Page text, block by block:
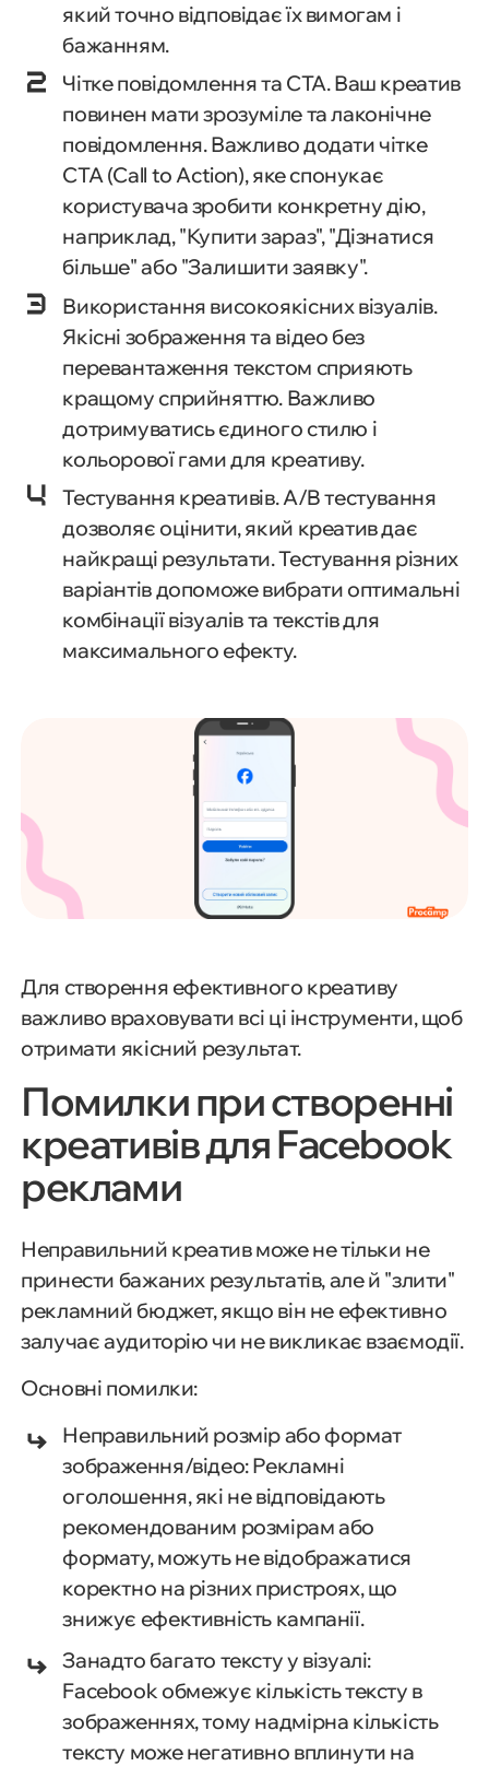
який точно відповідає їх вимогам і
бажанням.
Чітке повідомлення та CTA. Ваш креатив
повинен мати зрозуміле та лаконічне
повідомлення. Важливо додати чітке
CTA (Call to Action), яке спонукає
користувача зробити конкретну дію,
наприклад, "Купити зараз", "Дізнатися
більше" або "Залишити заявку".
Використання високоякісних візуалів.
Якісні зображення та відео без
перевантаження текстом сприяють
кращому сприйняттю. Важливо
дотримуватись єдиного стилю і
кольорової гами для креативу.
Тестування креативів. A/B тестування
дозволяє оцінити, який креатив дає
найкращі результати. Тестування різних
варіантів допоможе вибрати оптимальні
комбінації візуалів та текстів для
максимального ефекту.
Для створення ефективного креативу
важливо враховувати всі ці інструменти, щоб
отримати якісний результат.
Помилки при створенні
креативів для Facebook
реклами
Неправильний креатив може не тільки не
принести бажаних результатів, але й "злити"
рекламний бюджет, якщо він не ефективно
залучає аудиторію чи не викликає взаємодії.
Основні помилки:
Неправильний розмір або формат
зображення/відео: Рекламні
оголошення, які не відповідають
рекомендованим розмірам або
формату, можуть не відображатися
коректно на різних пристроях, що
знижує ефективність кампанії.
Занадто багато тексту у візуалі:
Facebook обмежує кількість тексту в
зображеннях, тому надмірна кількість
тексту може негативно вплинути на